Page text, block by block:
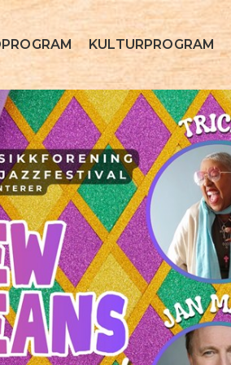
KULTURPROGRAM